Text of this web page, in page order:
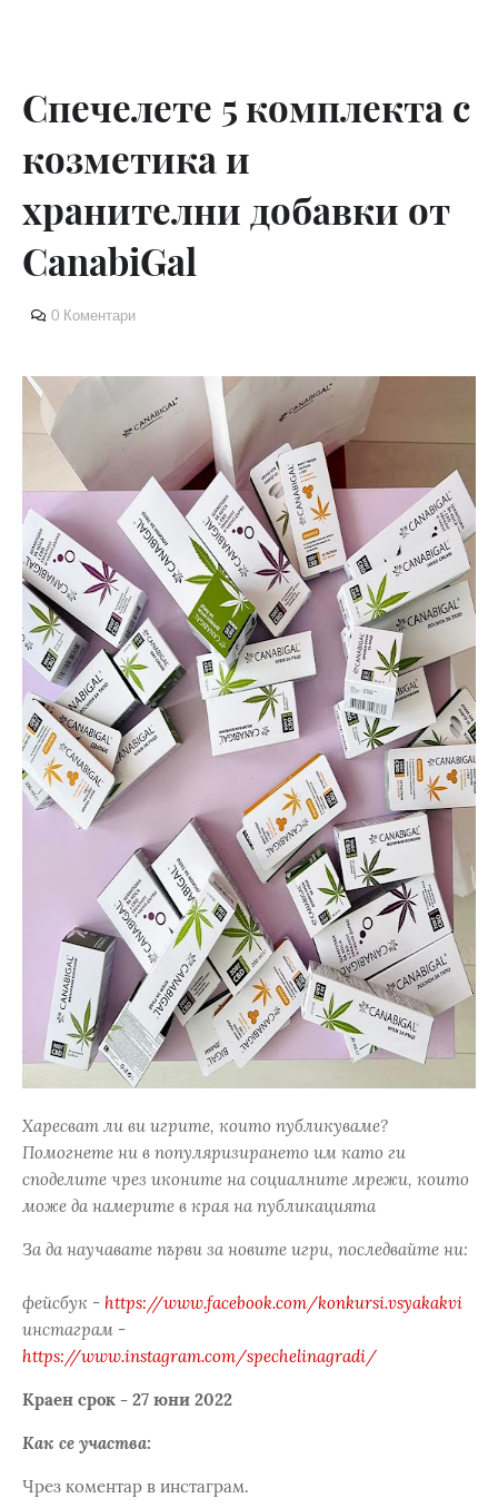
Спечелете 5 комплекта с
козметика и
хранителни добавки от
CanabiGal
0 Коментари
Харесват ли ви игрите, които публикуваме?
Помогнете ни в популяризирането им като ги
споделите чрез иконите на социалните мрежи, които
може да намерите в края на публикацията
За да научавате първи за новите игри, последвайте ни:
фейсбук - https://www.facebook.com/konkursi.vsyakakvi
инстаграм -
https://www.instagram.com/spechelinagradi/
Краен срок - 27 юни 2022
Как се участва:
Чрез коментар в инстаграм.